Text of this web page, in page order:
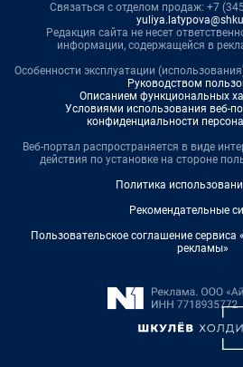
Связаться с отделом продаж: +7
Редакция сайта не несет
информации, содержащейся в
Особенности эксплуатации
Руководством
Описанием функциональных
Условиями использования веб-
конфиденциальности
Веб-портал распространяется в виде
действия по установке на стороне
Политика
Рекомендательные
Пользовательское соглашение сервиса
рекламы»